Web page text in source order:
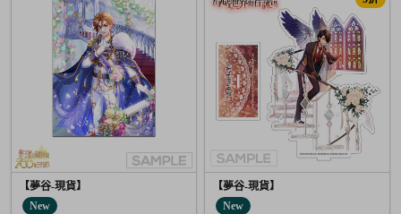
【夢谷-現貨】
New
【夢谷-現貨】
New